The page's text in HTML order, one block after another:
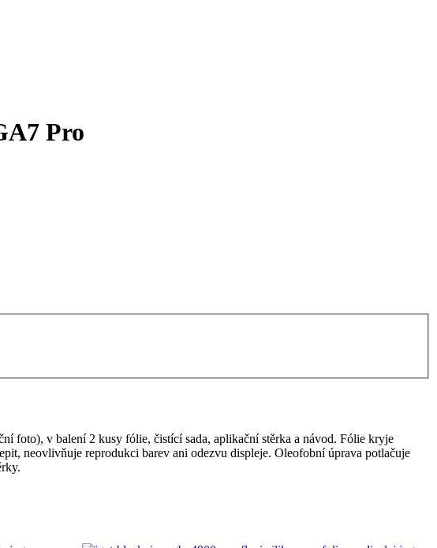
Pro
v balení 2 kusy fólie, čistící sada, aplikační stěrka a návod. Fólie kryje
neovlivňuje reprodukci barev ani odezvu displeje. Oleofobní úprava potlačuje